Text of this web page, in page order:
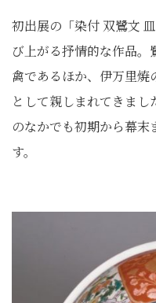
初出展の「染付 双鷺文
び上がる抒情的な作品
禽であるほか、伊万里
として親しまれてきま
のなかでも初期から幕
す。